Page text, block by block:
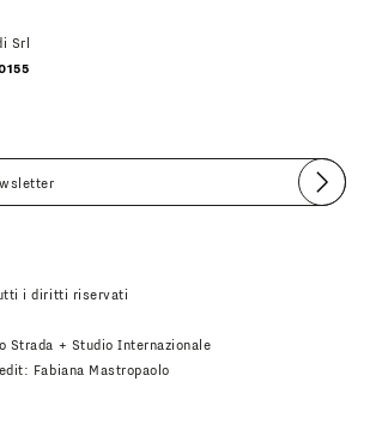
Srl
Invia
i diritti riservati
Strada + Studio Internazionale
Fabiana Mastropaolo